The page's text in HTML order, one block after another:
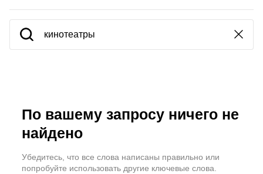
По вашему запросу ничего не
найдено
Убедитесь, что все слова написаны правильно или
попробуйте использовать другие ключевые слова.